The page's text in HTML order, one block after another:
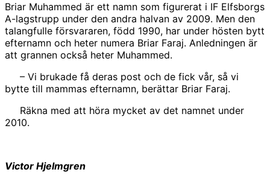
Briar Muhammed är ett namn som figurerat i IF Elfsborgs
A-lagstrupp under den andra halvan av 2009. Men den
talangfulle försvararen, född 1990, har under hösten bytt
efternamn och heter numera Briar Faraj. Anledningen är
att grannen också heter Muhammed.
– Vi brukade få deras post och de fick vår, så vi
bytte till mammas efternamn, berättar Briar Faraj.
Räkna med att höra mycket av det namnet under
2010.
Victor Hjelmgren